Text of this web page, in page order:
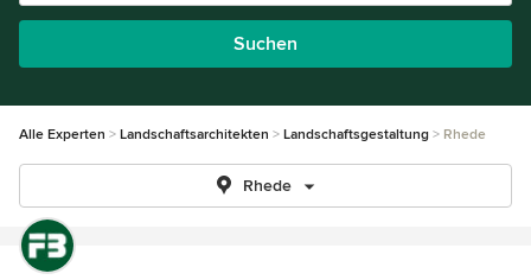
Suchen
Alle Experten Landschaftsarchitekten Landschaftsgestaltung Rhede
Rhede